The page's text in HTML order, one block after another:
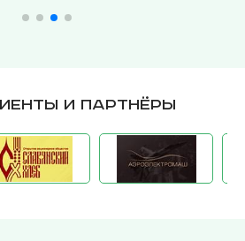
и партнёры